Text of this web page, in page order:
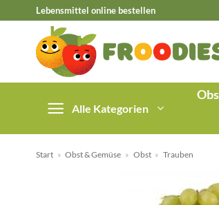
springen
Lebensmittel online bestellen
Alle Kategorien
Start » Obst & Gemüse » Obst » Trauben